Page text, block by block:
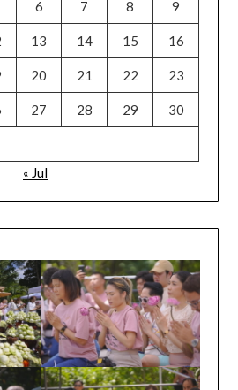
6 7 8 9
13 14 15 16
20 21 22 23
27 28 29 30
« Jul